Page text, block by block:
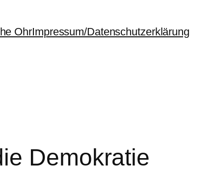
OhrImpressum/Datenschutzerklärung
Demokratie